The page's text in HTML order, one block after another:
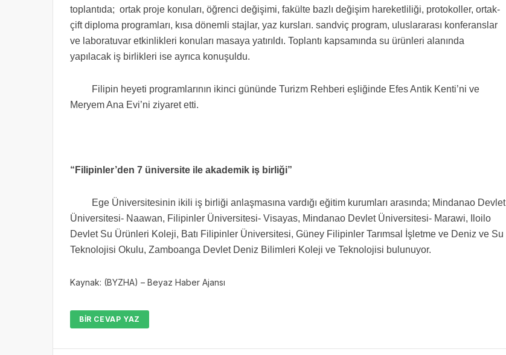
toplantıda; ortak proje konuları, öğrenci değişimi, fakülte bazlı değişim hareketliliği, protokoller, ortak-
çift diploma programları, kısa dönemli stajlar, yaz kursları. sandviç program, uluslararası konferanslar
ve laboratuvar etkinlikleri konuları masaya yatırıldı. Toplantı kapsamında su ürünleri alanında
yapılacak iş birlikleri ise ayrıca konuşuldu.
Filipin heyeti programlarının ikinci gününde Turizm Rehberi eşliğinde Efes Antik Kenti’ni ve
Meryem Ana Evi’ni ziyaret etti.
“Filipinler’den 7 üniversite ile akademik iş birliği”
Ege Üniversitesinin ikili iş birliği anlaşmasına vardığı eğitim kurumları arasında; Mindanao Devlet
Üniversitesi- Naawan, Filipinler Üniversitesi- Visayas, Mindanao Devlet Üniversitesi- Marawi, Iloilo
Devlet Su Ürünleri Koleji, Batı Filipinler Üniversitesi, Güney Filipinler Tarımsal İşletme ve Deniz ve Su
Teknolojisi Okulu, Zamboanga Devlet Deniz Bilimleri Koleji ve Teknolojisi bulunuyor.
Kaynak: (BYZHA) – Beyaz Haber Ajansı
BIR CEVAP YAZ